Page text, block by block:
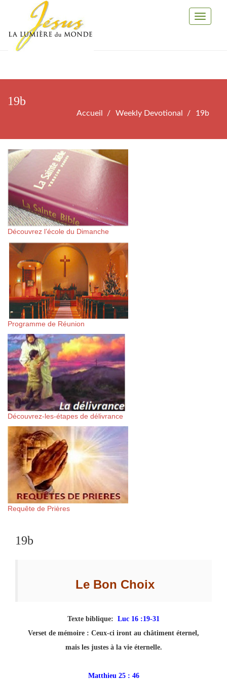
Toggle
19b
Accueil Weekly Devotional 19b
Découvrez l’école du Dimanche
Programme de Réunion
Découvrez-les-étapes de délivrance
Requête de Prières
19b
Le Bon Choix
Texte biblique: Luc 16 :19-31
Verset de mémoire : Ceux-ci iront au châtiment éternel,
mais les justes à la vie éternelle.
Matthieu 25 : 46